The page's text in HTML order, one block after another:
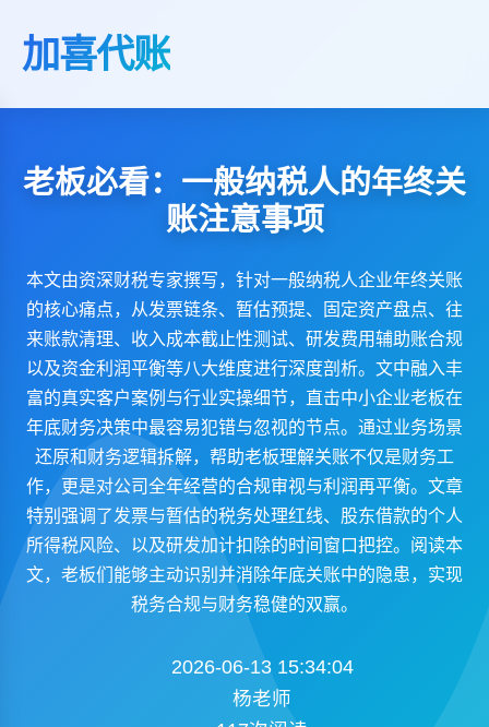
加喜代账
老板必看：一般纳税人的年终关
账注意事项
本文由资深财税专家撰写，针对一般纳税人企业年终关账
的核心痛点，从发票链条、暂估预提、固定资产盘点、往
来账款清理、收入成本截止性测试、研发费用辅助账合规
以及资金利润平衡等八大维度进行深度剖析。文中融入丰
富的真实客户案例与行业实操细节，直击中小企业老板在
年底财务决策中最容易犯错与忽视的节点。通过业务场景
还原和财务逻辑拆解，帮助老板理解关账不仅是财务工
作，更是对公司全年经营的合规审视与利润再平衡。文章
特别强调了发票与暂估的税务处理红线、股东借款的个人
所得税风险、以及研发加计扣除的时间窗口把控。阅读本
文，老板们能够主动识别并消除年底关账中的隐患，实现
税务合规与财务稳健的双赢。
2026-06-13 15:34:04
杨老师